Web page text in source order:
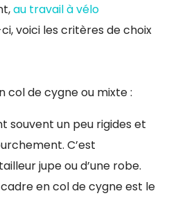
au travail à vélo
voici les critères de choix
col de cygne ou mixte :
souvent un peu rigides et
C’est
jupe ou d’une robe.
en col de cygne est le